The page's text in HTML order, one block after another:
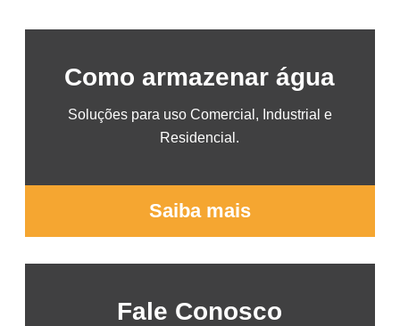
Como armazenar água
Soluções para uso Comercial, Industrial e
Residencial.
Saiba mais
Fale Conosco